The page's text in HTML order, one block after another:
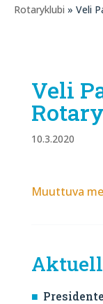
Rotaryklubi » Veli
Veli
10.3.2020
Muuttuva